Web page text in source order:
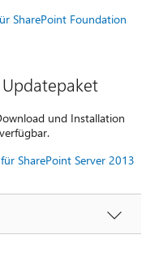
SharePoint Foundation
und Installation
SharePoint Server 2013